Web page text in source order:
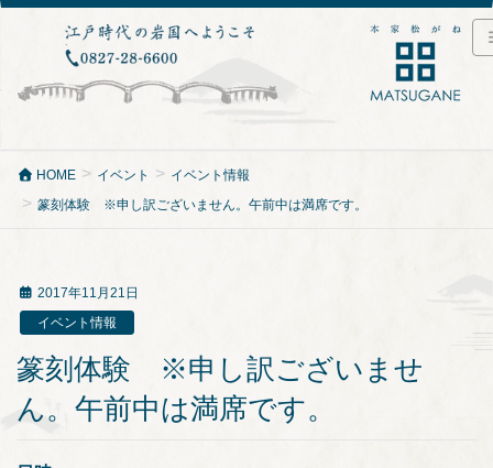
HOME イベント
イベント情報
篆刻体験 ※申し訳ございません。午前中は満席です。
2017年11月21日
イベント情報
篆刻体験 ※申し訳ございませ
ん。午前中は満席です。